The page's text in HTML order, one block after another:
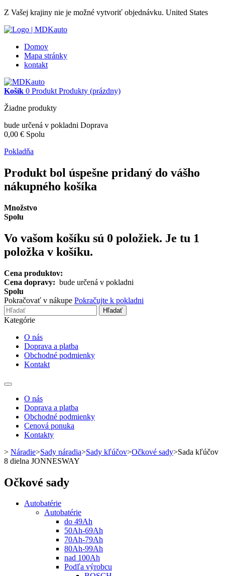
Z Vašej krajiny nie je možné vytvoriť objednávku. United States
Domov
Mapa stránky
kontakt
Košík 0 Produkt Produkty (prázdny)
Žiadne produkty
bude určená v pokladni Doprava
0,00 € Spolu
Pokladňa
Produkt bol úspešne pridaný do vášho
nákupného košíka
Množstvo
Spolu
Vo vašom košíku sú 0 položiek. Je tu 1
položka v košíku.
Cena produktov:
Cena dopravy: bude určená v pokladni
Spolu
Pokračovať v nákupe Pokračujte k pokladni
Hľadať
Kategórie
O nás
Doprava a platba
Obchodné podmienky
Kontakt
Toggle
navigationO nás
Doprava a platba
Obchodné podmienky
Cenová ponuka
Kontakty
> Náradie>Sady náradia>Sady kľúčov>Očkové sady>Sada kľúčov
8 dielna JONNESWAY
Očkové sady
Autobatérie
Autobatérie
do 49Ah
50Ah-69Ah
70Ah-79Ah
80Ah-99Ah
nad 100Ah
Podľa výrobcu